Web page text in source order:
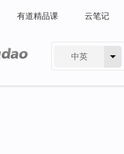
有道精品课 云笔记
中英